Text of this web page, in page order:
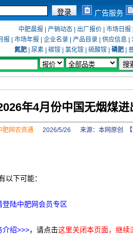
广告服务
中肥晨报 产销动态| 出厂报价| 市场日报
报
市场年报 企业名录 产品目录 供应信息
氮肥
尿素 碳铵 氯化铵 硫酸铵 磷肥
年4月份中国无烟煤
肥网农资通 2026/5/26 来源： 本网原创 【
以下可能：
登陆中肥网会员专区
介绍>>>，请点击这里关闭本页面，继续